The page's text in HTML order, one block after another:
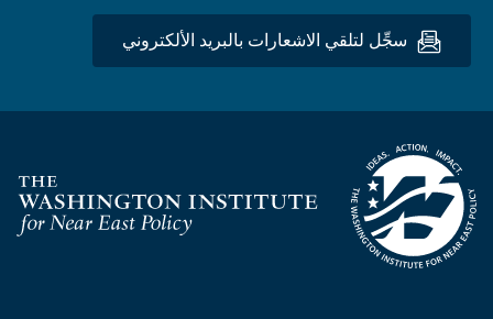
سجِّل لتلقي الاشعارات بالبريد الألكتروني
Homepage